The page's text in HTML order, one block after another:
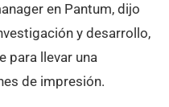
en Pantum, dijo
y desarrollo,
para llevar una
de impresión.